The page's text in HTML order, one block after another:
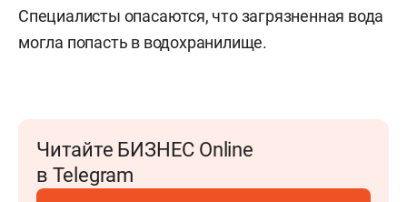
Специалисты опасаются, что загрязненная вода
могла попасть в водохранилище.
Читайте БИЗНЕС Online
в Telegram